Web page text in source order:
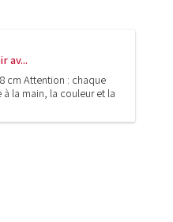
av...
cm Attention : chaque
la main, la couleur et la